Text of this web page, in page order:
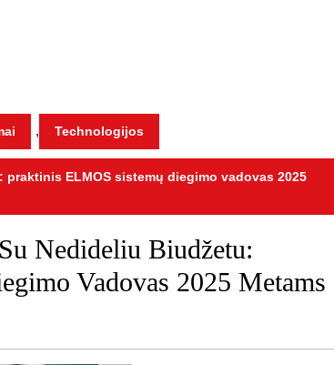
, Technologijos
ELMOS sistemų diegimo vadovas 2025
Nedideliu Biudžetu:
Vadovas 2025 Metams